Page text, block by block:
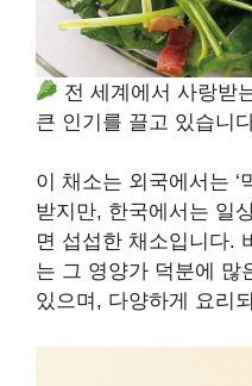
전 세계에서 사랑받
큰 인기를 끌고 있습니
이 채소는 외국에서는 ‘
받지만, 한국에서는 일
면 섭섭한 채소입니다.
는 그 영양가 덕분에 많
있으며, 다양하게 요리